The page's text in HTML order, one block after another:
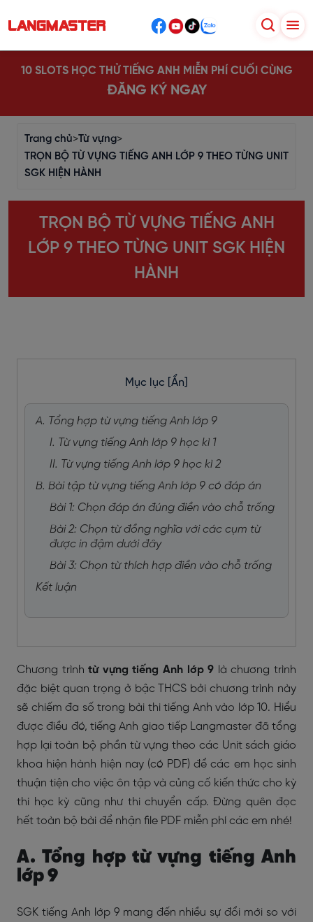
10 SLOTS HỌC THỬ TIẾNG ANH MIỄN PHÍ CUỐI CÙNG
ĐĂNG KÝ NGAY
Trang chủ>Từ vựng>
TRỌN BỘ TỪ VỰNG TIẾNG ANH LỚP 9 THEO TỪNG UNIT
SGK HIỆN HÀNH
TRỌN BỘ TỪ VỰNG TIẾNG ANH
LỚP 9 THEO TỪNG UNIT SGK HIỆN
HÀNH
Mục lục [Ẩn]
A. Tổng hợp từ vựng tiếng Anh lớp 9
I. Từ vựng tiếng Anh lớp 9 học kì 1
II. Từ vựng tiếng Anh lớp 9 học kì 2
B. Bài tập từ vựng tiếng Anh lớp 9 có đáp án
Bài 1: Chọn đáp án đúng điền vào chỗ trống
Bài 2: Chọn từ đồng nghĩa với các cụm từ
được in đậm dưới đây
Bài 3: Chọn từ thích hợp điền vào chỗ trống
Kết luận
Chương trìnhtừ vựng tiếng Anh lớp 9 là chương trình
đặc biệt quan trọng ở bậc THCS bởi chương trình này
sẽ chiếm đa số trong bài thi tiếng Anh vào lớp 10. Hiểu
được điều đó, tiếng Anh giao tiếp Langmaster đã tổng
hợp lại toàn bộ phần từ vựng theo các Unit sách giáo
khoa hiện hành hiện nay (có PDF) để các em học sinh
thuận tiện cho việc ôn tập và củng cố kiến thức cho kỳ
thi học kỳ cũng như thi chuyển cấp. Đừng quên đọc
hết toàn bộ bài để nhận file PDF miễn phí các em nhé!
A. Tổng hợp từ vựng tiếng Anh
lớp 9
SGK tiếng Anh lớp 9 mang đến nhiều sự đổi mới so với